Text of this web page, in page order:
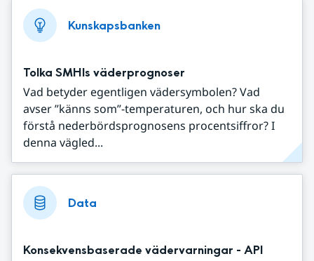
Kunskapsbanken
Tolka SMHIs väderprognoser
Vad betyder egentligen vädersymbolen? Vad
avser ”känns som”-temperaturen, och hur ska du
förstå nederbördsprognosens procentsiffror? I
denna vägled...
Data
Konsekvensbaserade vädervarningar - API